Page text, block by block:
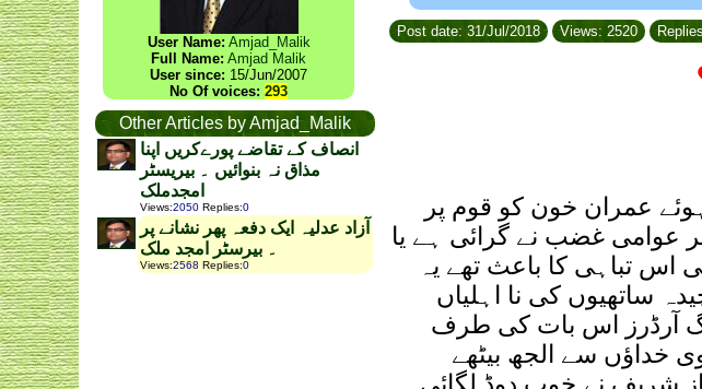
User Name: Amjad_Malik
Full Name: Amjad Malik
User since: 15/Jun/2007
No Of voices: 293
Other Articles by Amjad_Malik
انصاف کے تقاضے پورےکریں اپنا
مذاق نہ بنوائیں ۔ بیریسٹر
امجدملک
Views:2050 Replies:0
‫آزاد عدلیہ ایک دفعہ پھر نشانے پر
۔ بیرسٹر امجد ملک
Views:2568 Replies:0
Post date: 31/Jul/2018 Views: 2520
عمران خون کو قوم پر
عوامی غضب نے گرائی ہے یا
ہی اس تباہی کا باعث تھے یہ
ساتھیوں کی نا اہلیاں
آرڈرز اس بات کی طرف
خداؤں سے الجھ بیٹھے